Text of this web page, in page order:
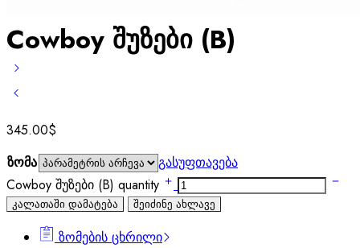
Cowboy შუზები (B)
345.00$
ზომა
გასუფთავება
Cowboy შუზები (B) quantity
კალათაში დამატება შეიძინე ახლავე
ზომების ცხრილი